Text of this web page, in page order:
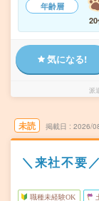
年齢層
気になる!
派
未読 掲載日 2026/
＼来社不要
職種未経験OK